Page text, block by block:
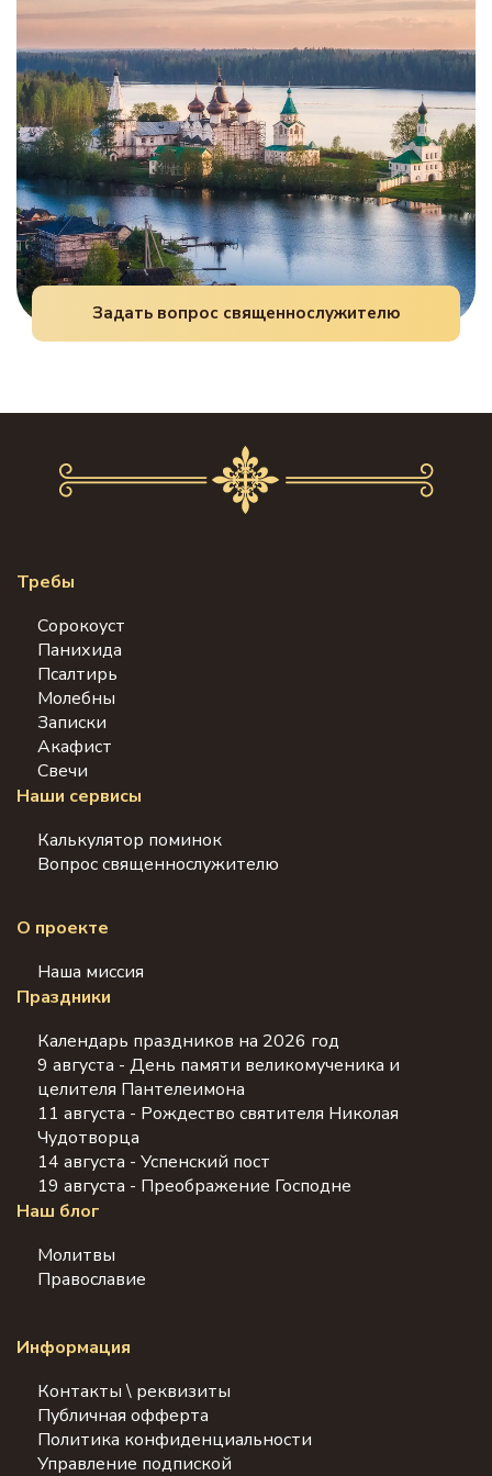
словами, регулярно прося о даровании
трезвения себе или близкому.
Задать вопрос священнослужителю
Требы
Сорокоуст
Панихида
Псалтирь
Молебны
Записки
Акафист
Свечи
Наши сервисы
Калькулятор поминок
Вопрос священнослужителю
О проекте
Наша миссия
Праздники
Календарь праздников на 2026 год
9 августа - День памяти великомученика и
целителя Пантелеимона
11 августа - Рождество святителя Николая
Чудотворца
14 августа - Успенский пост
19 августа - Преображение Господне
Наш блог
Молитвы
Православие
Информация
Контакты \ реквизиты
Публичная офферта
Политика конфиденциальности
Управление подпиской